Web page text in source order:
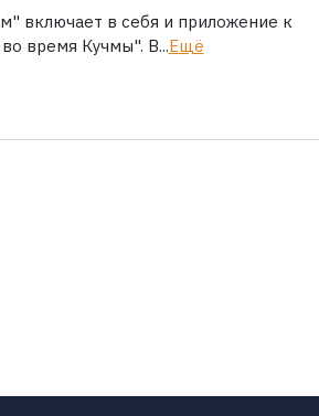
включает в себя и приложение к
время Кучмы". В...Ещё